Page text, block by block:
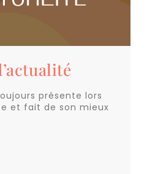
présente lors
et fait de son mieux